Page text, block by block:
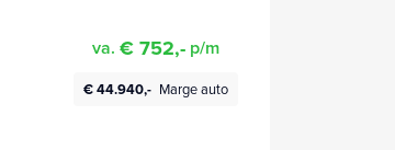
va. € 752,- p/m
€ 44.940,- Marge auto